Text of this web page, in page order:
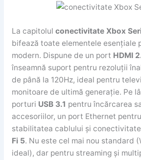
La capitolul conectivitate Xbox
bifează toate elementele esențiale
modern. Dispune de un port HDMI
înseamnă suport pentru rezoluții
de până la 120Hz, ideal pentru
monitoare de ultimă generație. Pe
porturi USB 3.1 pentru încărcarea
accesoriilor, un port Ethernet
stabilitatea cablului și
Fi 5. Nu este cel mai nou standard
ideal), dar pentru streaming și